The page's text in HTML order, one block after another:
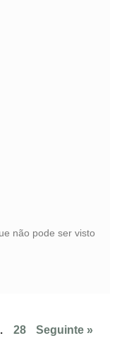
não pode ser visto
28 Seguinte »